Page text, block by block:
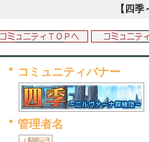
【四季
コミュニティバナー
管理者名